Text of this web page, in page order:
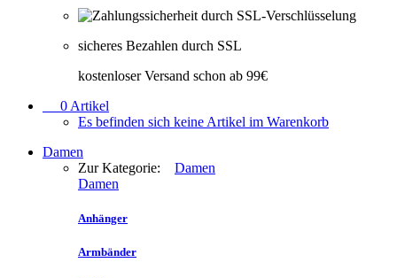
sicheres Bezahlen durch SSL
kostenloser Versand schon ab 99€
0 Artikel
Es befinden sich keine Artikel im Warenkorb
Damen
Zur Kategorie: Damen
Damen
Anhänger
Armbänder